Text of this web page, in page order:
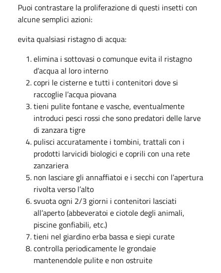
Puoi contrastare la proliferazione di questi insetti con
alcune semplici azioni:
evita qualsiasi ristagno di acqua:
elimina i sottovasi o comunque evita il ristagno
d’acqua al loro interno
copri le cisterne e tutti i contenitori dove si
raccoglie l’acqua piovana
tieni pulite fontane e vasche, eventualmente
introduci pesci rossi che sono predatori delle larve
di zanzara tigre
pulisci accuratamente i tombini, trattali con i
prodotti larvicidi biologici e coprili con una rete
zanzariera
non lasciare gli annaffiatoi e i secchi con l’apertura
rivolta verso l’alto
svuota ogni 2/3 giorni i contenitori lasciati
all’aperto (abbeveratoi e ciotole degli animali,
piscine gonfiabili, etc.)
tieni nel giardino erba bassa e siepi curate
controlla periodicamente le grondaie
mantenendole pulite e non ostruite